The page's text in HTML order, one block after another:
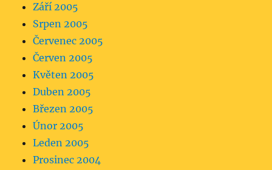
Září 2005
Srpen 2005
Červenec 2005
Červen 2005
Květen 2005
Duben 2005
Březen 2005
Únor 2005
Leden 2005
Prosinec 2004